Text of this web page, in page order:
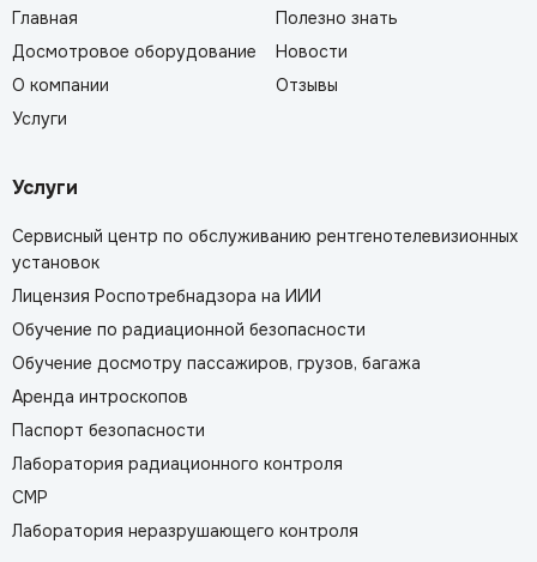
Главная
Досмотровое оборудование
О компании
Услуги
Полезно знать
Новости
Отзывы
Услуги
Сервисный центр по обслуживанию рентгенотелевизионных
установок
Лицензия Роспотребнадзора на ИИИ
Обучение по радиационной безопасности
Обучение досмотру пассажиров, грузов, багажа
Аренда интроскопов
Паспорт безопасности
Лаборатория радиационного контроля
СМР
Лаборатория неразрушающего контроля